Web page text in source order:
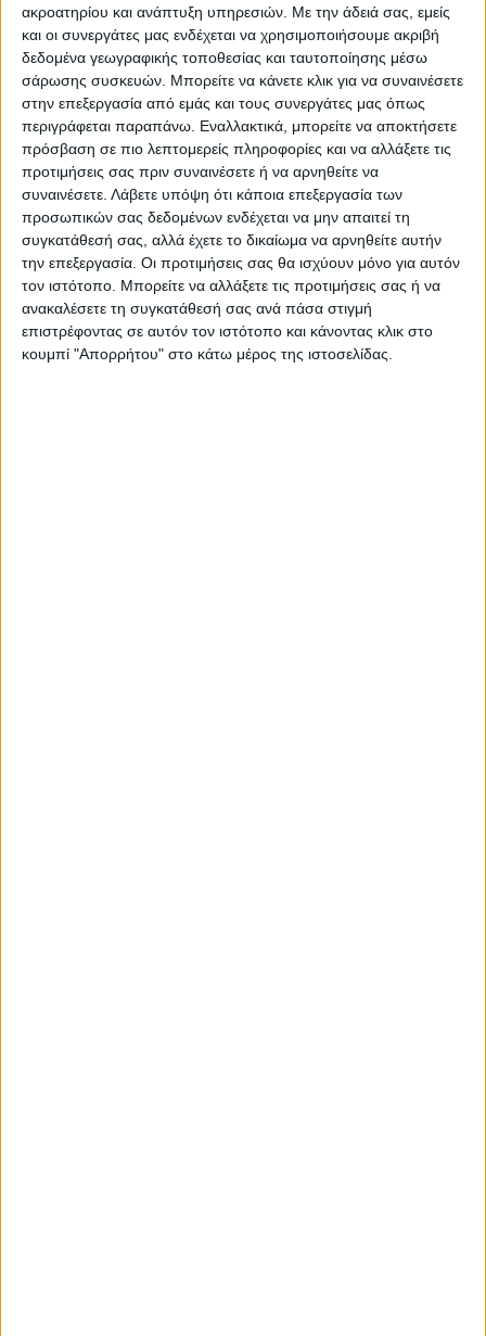
ακροατηρίου και ανάπτυξη υπηρεσιών. Με την άδειά σας, εμείς
και οι συνεργάτες μας ενδέχεται να χρησιμοποιήσουμε ακριβή
δεδομένα γεωγραφικής τοποθεσίας και ταυτοποίησης μέσω
σάρωσης συσκευών. Μπορείτε να κάνετε κλικ για να συναινέσετε
στην επεξεργασία από εμάς και τους συνεργάτες μας όπως
περιγράφεται παραπάνω. Εναλλακτικά, μπορείτε να αποκτήσετε
πρόσβαση σε πιο λεπτομερείς πληροφορίες και να αλλάξετε τις
προτιμήσεις σας πριν συναινέσετε ή να αρνηθείτε να
συναινέσετε. Λάβετε υπόψη ότι κάποια επεξεργασία των
προσωπικών σας δεδομένων ενδέχεται να μην απαιτεί τη
συγκατάθεσή σας, αλλά έχετε το δικαίωμα να αρνηθείτε αυτήν
την επεξεργασία. Οι προτιμήσεις σας θα ισχύουν μόνο για αυτόν
τον ιστότοπο. Μπορείτε να αλλάξετε τις προτιμήσεις σας ή να
ανακαλέσετε τη συγκατάθεσή σας ανά πάσα στιγμή
επιστρέφοντας σε αυτόν τον ιστότοπο και κάνοντας κλικ στο
κουμπί "Απορρήτου" στο κάτω μέρος της ιστοσελίδας.